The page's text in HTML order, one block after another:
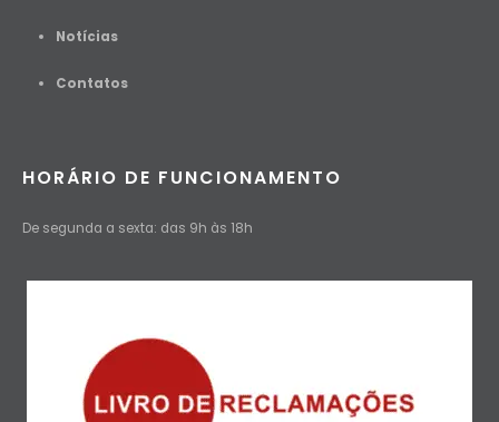
Notícias
Contatos
HORÁRIO DE FUNCIONAMENTO
De segunda a sexta: das 9h às 18h